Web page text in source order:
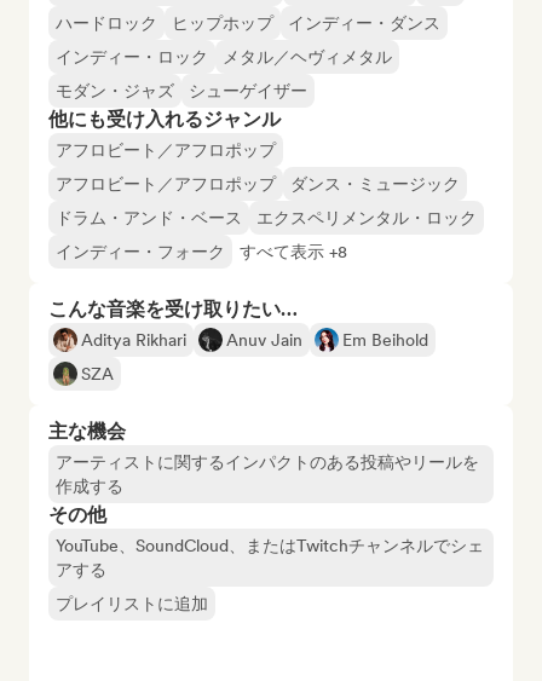
ハードロック
ヒップホップ
インディー・ダンス
インディー・ロック
メタル／ヘヴィメタル
モダン・ジャズ
シューゲイザー
他にも受け入れるジャンル
アフロビート／アフロポップ
アフロビート／アフロポップ
ダンス・ミュージック
ドラム・アンド・ベース
エクスペリメンタル・ロック
インディー・フォーク
すべて表示 +8
こんな音楽を受け取りたい…
Aditya Rikhari Anuv Jain
Em Beihold
SZA
主な機会
アーティストに関するインパクトのある投稿やリールを
作成する
その他
YouTube、SoundCloud、またはTwitchチャンネルでシェ
アする
プレイリストに追加